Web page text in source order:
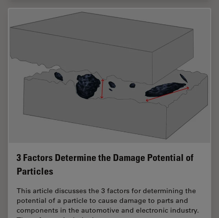
3 Factors Determine the Damage Potential of
Particles
This article discusses the 3 factors for determining the
potential of a particle to cause damage to parts and
components in the automotive and electronic industry.